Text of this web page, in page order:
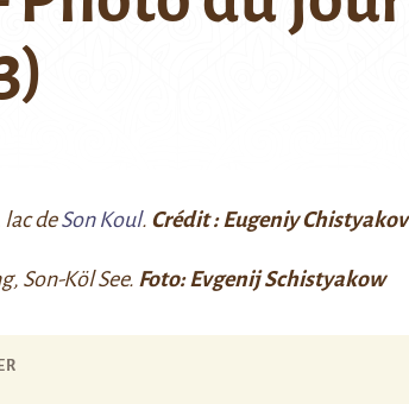
lac deSon Koul. Crédit : Eugeniy Chistyakov
Son-Köl See. Foto: Evgenij Schistyakow